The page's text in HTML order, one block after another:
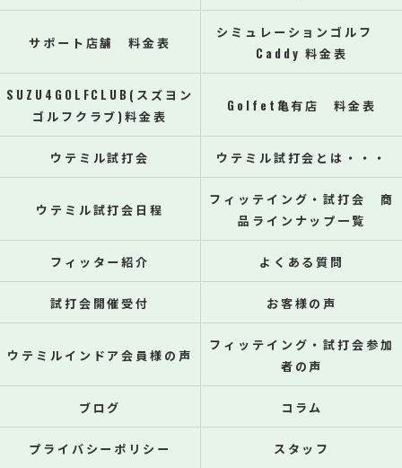
サポート店舗 料金表
シミュレーションゴルフ
Caddy 料金表
SUZU4GOLFCLUB(スズヨン
ゴルフクラブ)料金表
Golfet亀有店 料金表
ウテミル試打会 ウテミル試打会とは・・・
ウテミル試打会日程
フィッテイング・試打会 商
品ラインナップ一覧
フィッター紹介 よくある質問
試打会開催受付 お客様の声
ウテミルインドア会員様の声
フィッテイング・試打会参加
者の声
ブログ コラム
プライバシーポリシー スタッフ